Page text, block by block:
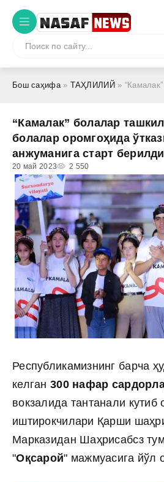
Бош саҳифа» ТАҲЛИЛИЙ » “Камалак” болалар ташкилотининг
“Камалак” болалар
болалар оромгоҳида
анжуманига старт берилди
20 май 2023 2 550
Республикамизнинг барча
келган 300 нафар
вокзалида тантанали
иштирокчилари Қарши
Марказидан Шаҳрисабсз
"Оқсарой" мажмуасига йўл